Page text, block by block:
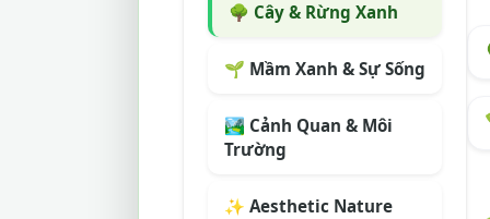
🌳 Cây & Rừng Xanh
🌱 Mầm Xanh & Sự Sống
🏞️ Cảnh Quan & Môi
Trường
✨ Aesthetic Nature